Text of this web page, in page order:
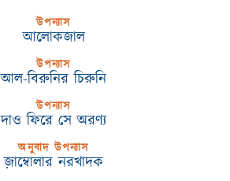
উপন্যাস
আলোকজাল
উপন্যাস
আল-বিরুনির চিরুনি
উপন্যাস
দাও ফিরে সে অরণ্য
অনুবাদ উপন্যাস
জ়াম্বোলার নরখাদক